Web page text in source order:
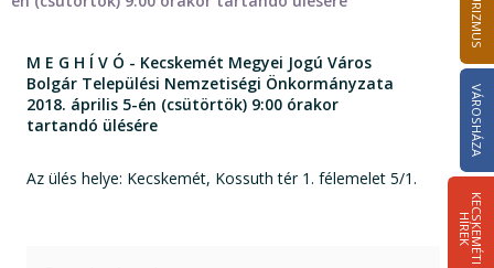
TURIZMUS
VÁROSHÁZA
K
E
C
S
K
E
M
É
T
I
HÍ
R
E
K
M E G H Í V Ó - Kecskemét Megyei Jogú Város
Bolgár Települési Nemzetiségi Önkormányzata
2018. április 5-én (csütörtök) 9:00 órakor
tartandó ülésére
Az ülés helye: Kecskemét, Kossuth tér 1. félemelet 5/1.